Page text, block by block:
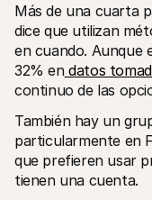
Más de una cuarta
dice que utilizan
en cuando. Aunque
32% en datos
continuo de las
También hay un
particularmente en
que prefieren usar
tienen una cuenta.